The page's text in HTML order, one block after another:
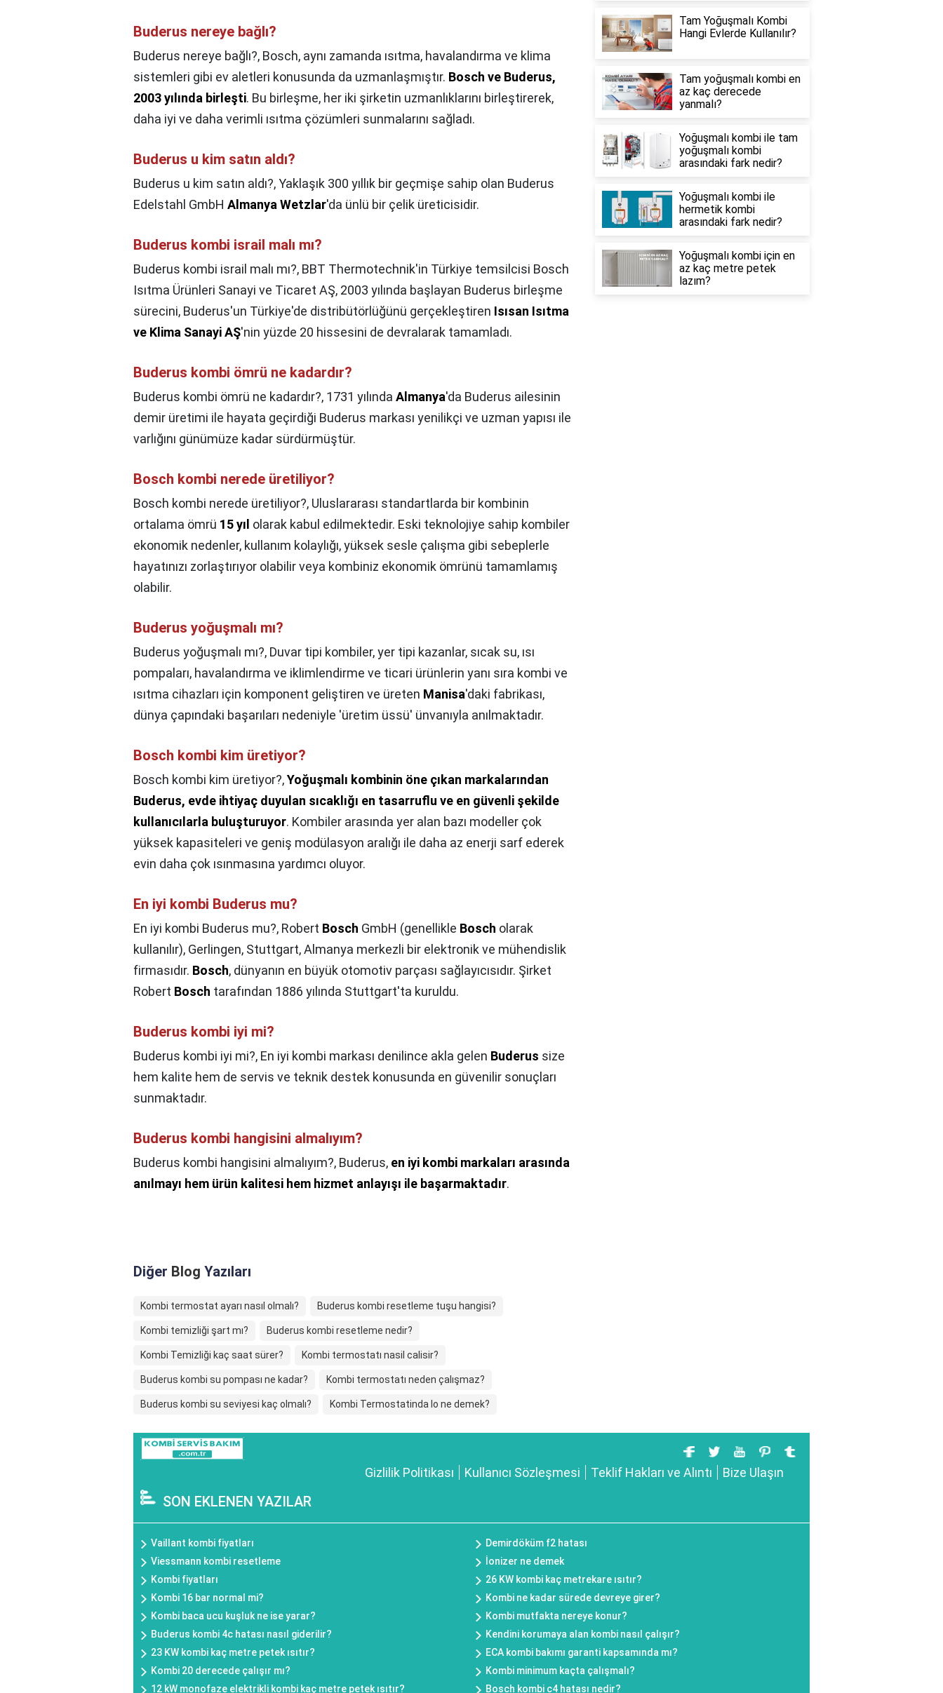
Buderus nereye bağlı?
Buderus nereye bağlı?, Bosch, aynı zamanda ısıtma, havalandırma ve klima
sistemleri gibi ev aletleri konusunda da uzmanlaşmıştır. Bosch ve Buderus,
2003 yılında birleşti. Bu birleşme, her iki şirketin uzmanlıklarını birleştirerek,
daha iyi ve daha verimli ısıtma çözümleri sunmalarını sağladı.
Buderus u kim satın aldı?
Buderus u kim satın aldı?,Yaklaşık 300 yıllık bir geçmişe sahip olan Buderus
Edelstahl GmbH Almanya Wetzlar'da ünlü bir çelik üreticisidir.
Buderus kombi israil malı mı?
Buderus kombi israil malı mı?, BBT Thermotechnik'in Türkiye temsilcisi Bosch
Isıtma Ürünleri Sanayi ve Ticaret AŞ, 2003 yılında başlayan Buderus birleşme
sürecini, Buderus'un Türkiye'de distribütörlüğünü gerçekleştiren Isısan Isıtma
ve Klima Sanayi AŞ'nin yüzde 20 hissesini de devralarak tamamladı.
Buderus kombi ömrü ne kadardır?
Buderus kombi ömrü ne kadardır?, 1731 yılında Almanya'da Buderus ailesinin
demir üretimi ile hayata geçirdiği Buderus markası yenilikçi ve uzman yapısı ile
varlığını günümüze kadar sürdürmüştür.
Bosch kombi nerede üretiliyor?
Bosch kombi nerede üretiliyor?, Uluslararası standartlarda bir kombinin
ortalama ömrü 15 yıl olarak kabul edilmektedir. Eski teknolojiye sahip kombiler
ekonomik nedenler, kullanım kolaylığı, yüksek sesle çalışma gibi sebeplerle
hayatınızı zorlaştırıyor olabilir veya kombiniz ekonomik ömrünü tamamlamış
olabilir.
Buderus yoğuşmalı mı?
Buderus yoğuşmalı mı?, Duvar tipi kombiler, yer tipi kazanlar, sıcak su, ısı
pompaları, havalandırma ve iklimlendirme ve ticari ürünlerin yanı sıra kombi ve
ısıtma cihazları için komponent geliştiren ve üreten Manisa'daki fabrikası,
dünya çapındaki başarıları nedeniyle 'üretim üssü' ünvanıyla anılmaktadır.
Bosch kombi kim üretiyor?
Bosch kombi kim üretiyor?,Yoğuşmalı kombinin öne çıkan markalarından
Buderus, evde ihtiyaç duyulan sıcaklığı en tasarruflu ve en güvenli şekilde
kullanıcılarla buluşturuyor. Kombiler arasında yer alan bazı modeller çok
yüksek kapasiteleri ve geniş modülasyon aralığı ile daha az enerji sarf ederek
evin daha çok ısınmasına yardımcı oluyor.
En iyi kombi Buderus mu?
En iyi kombi Buderus mu?, Robert Bosch GmbH (genellikle Bosch olarak
kullanılır), Gerlingen, Stuttgart, Almanya merkezli bir elektronik ve mühendislik
firmasıdır. Bosch, dünyanın en büyük otomotiv parçası sağlayıcısıdır. Şirket
Robert Bosch tarafından 1886 yılında Stuttgart'ta kuruldu.
Buderus kombi iyi mi?
Buderus kombi iyi mi?, En iyi kombi markası denilince akla gelen Buderus size
hem kalite hem de servis ve teknik destek konusunda en güvenilir sonuçları
sunmaktadır.
Buderus kombi hangisini almalıyım?
Buderus kombi hangisini almalıyım?, Buderus, en iyi kombi markaları arasında
anılmayı hem ürün kalitesi hem hizmet anlayışı ile başarmaktadır.
Diğer Blog Yazıları
Kombi termostat ayarı nasıl olmalı? Buderus kombi resetleme tuşu hangisi?
Kombi temizliği şart mı? Buderus kombi resetleme nedir?
Kombi Temizliği kaç saat sürer? Kombi termostatı nasil calisir?
Buderus kombi su pompası ne kadar? Kombi termostatı neden çalışmaz?
Buderus kombi su seviyesi kaç olmalı? Kombi Termostatinda lo ne demek?
Tam Yoğuşmalı Kombi
Hangi Evlerde Kullanılır?
Tam yoğuşmalı kombi en
az kaç derecede
yanmalı?
Yoğuşmalı kombi ile tam
yoğuşmalı kombi
arasındaki fark nedir?
Yoğuşmalı kombi ile
hermetik kombi
arasındaki fark nedir?
Yoğuşmalı kombi için en
az kaç metre petek
lazım?
Gizlilik Politikası Kullanıcı Sözleşmesi Teklif Hakları ve Alıntı Bize Ulaşın
SON EKLENEN YAZILAR
Vaillant kombi fiyatları
Demirdöküm f2 hatası
Viessmann kombi resetleme
İonizer ne demek
Kombi fiyatları
26 KW kombi kaç metrekare ısıtır?
Kombi 16 bar normal mi?
Kombi ne kadar sürede devreye girer?
Kombi baca ucu kuşluk ne ise yarar?
Kombi mutfakta nereye konur?
Buderus kombi 4c hatası nasıl giderilir?
Kendini korumaya alan kombi nasıl çalışır?
23 KW kombi kaç metre petek ısıtır?
ECA kombi bakımı garanti kapsamında mı?
Kombi 20 derecede çalışır mı?
Kombi minimum kaçta çalışmalı?
12 kW monofaze elektrikli kombi kaç metre petek ısıtır?
Bosch kombi c4 hatası nedir?